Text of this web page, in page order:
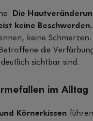
Die
keine Beschwerden.
keine
die
sichtbar sind.
im Alltag
Körnerkissen